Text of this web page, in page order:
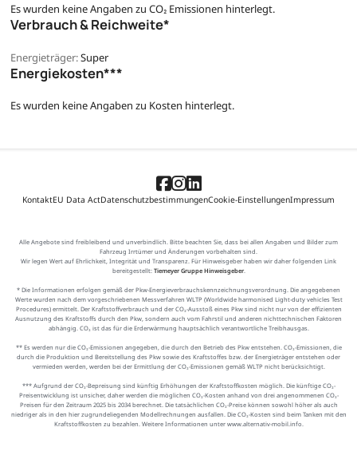
Es wurden keine Angaben zu CO₂ Emissionen hinterlegt.
Verbrauch & Reichweite*
Energieträger:Super
Energiekosten***
Es wurden keine Angaben zu Kosten hinterlegt.
KontaktEU Data ActDatenschutzbestimmungenCookie-EinstellungenImpressum
Alle Angebote sind freibleibend und unverbindlich. Bitte beachten Sie, dass bei allen Angaben und Bilder zum
Fahrzeug Irrtümer und Änderungen vorbehalten sind.
Wir legen Wert auf Ehrlichkeit, Integrität und Transparenz. Für Hinweisgeber haben wir daher folgenden Link
bereitgestellt: Tiemeyer Gruppe Hinweisgeber.
* Die Informationen erfolgen gemäß der Pkw-Energieverbrauchskennzeichnungsverordnung. Die angegebenen
Werte wurden nach dem vorgeschriebenen Messverfahren WLTP (Worldwide harmonised Light-duty vehicles Test
Procedures) ermittelt. Der Kraftstoffverbrauch und der CO₂-Ausstoß eines Pkw sind nicht nur von der effizienten
Ausnutzung des Kraftstoffs durch den Pkw, sondern auch vom Fahrstil und anderen nichttechnischen Faktoren
abhängig. CO₂ ist das für die Erderwärmung hauptsächlich verantwortliche Treibhausgas.
** Es werden nur die CO₂-Emissionen angegeben, die durch den Betrieb des Pkw entstehen. CO₂-Emissionen, die
durch die Produktion und Bereitstellung des Pkw sowie des Kraftstoffes bzw. der Energieträger entstehen oder
vermieden werden, werden bei der Ermittlung der CO₂-Emissionen gemäß WLTP nicht berücksichtigt.
*** Aufgrund der CO₂-Bepreisung sind künftig Erhöhungen der Kraftstoffkosten möglich. Die künftige CO₂-
Preisentwicklung ist unsicher, daher werden die möglichen CO₂-Kosten anhand von drei angenommenen CO₂-
Preisen für den Zeitraum 2025 bis 2034 berechnet. Die tatsächlichen CO₂-Preise können sowohl höher als auch
niedriger als in den hier zugrundeliegenden Modellrechnungen ausfallen. Die CO₂-Kosten sind beim Tanken mit den
Kraftstoffkosten zu bezahlen. Weitere Informationen unter www.alternativ-mobil.info.